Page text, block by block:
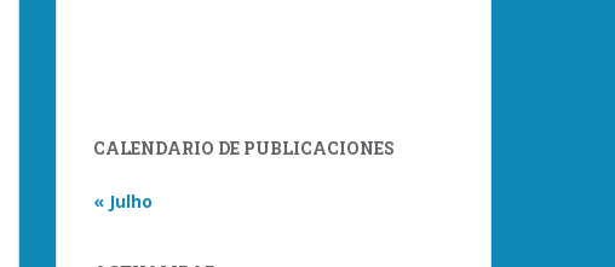
CALENDARIO DE PUBLICACIONES
« Julho